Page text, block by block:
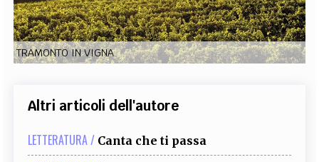
EXTRA
CODICI RUBRICHE LIBRI PROCEEDINGS PUBBLICITÀ CONTATTI
TRAMONTO IN VIGNA
Altri articoli dell'autore
LETTERATURA / Canta che ti passa